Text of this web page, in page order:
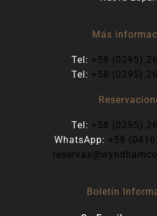
Más
Tel: +58
Tel: +58
Tel: +58
WhatsApp: +58
Boletín